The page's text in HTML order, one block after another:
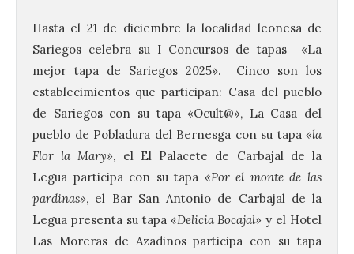
Hasta el 21 de diciembre la localidad leonesa de
Sariegos celebra su I Concursos de tapas «La
mejor tapa de Sariegos 2025». Cinco son los
establecimientos que participan: Casa del pueblo
de Sariegos con su tapa «Ocult@», La Casa del
pueblo de Pobladura del Bernesga con su tapa «la
Flor la Mary», el El Palacete de Carbajal de la
Legua participa con su tapa «Por el monte de las
pardinas», el Bar San Antonio de Carbajal de la
Legua presenta su tapa «Delicia Bocajal» y el Hotel
Las Moreras de Azadinos participa con su tapa